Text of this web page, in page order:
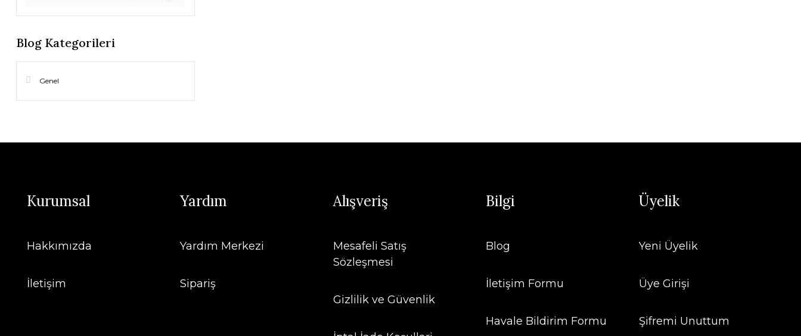
Blog Kategorileri
Genel
Kurumsal
Hakkımızda
İletişim
Yardım
Yardım Merkezi
Sipariş
Alışveriş
Mesafeli Satış
Sözleşmesi
Gizlilik ve Güvenlik
Bilgi
Blog
İletişim Formu
Havale Bildirim Formu
Üyelik
Yeni Üyelik
Üye Girişi
Şifremi Unuttum